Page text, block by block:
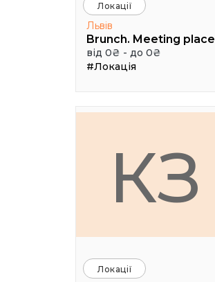
Локації
Львів
Brunch. Meeting place
від 0₴ - до 0₴
#Локація
КЗ
Локації